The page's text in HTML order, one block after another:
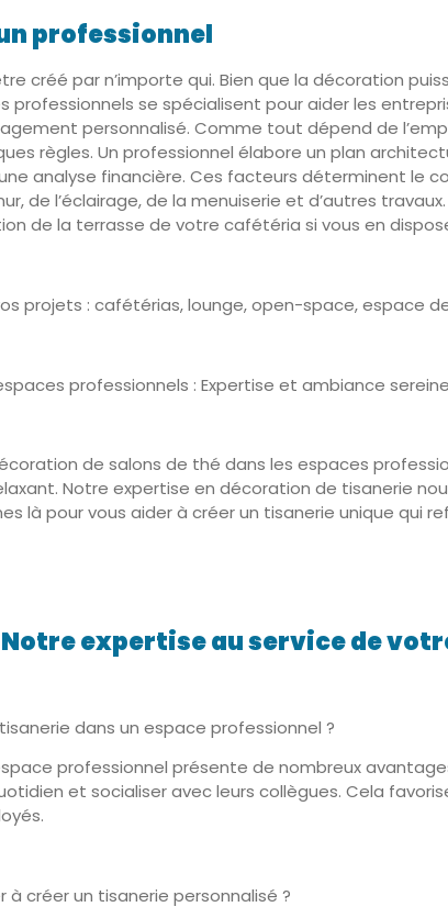
professionnel
créé par n’importe qui. Bien que la décoration
professionnels se spécialisent pour aider les
personnalisé. Comme tout dépend de
règles. Un professionnel élabore un plan
analyse financière. Ces facteurs déterminent le
de l’éclairage, de la menuiserie et d’autres
de la terrasse de votre cafétéria si vous en
projets : cafétérias, lounge, open-space, espace
professionnels : Expertise et ambiance sereine
de salons de thé dans les espaces
Notre expertise en décoration de tisanerie
là pour vous aider à créer un tisanerie unique qui
expertise au service de
dans un espace professionnel ?
professionnel présente de nombreux
et socialiser avec leurs collègues. Cela
créer un tisanerie personnalisé ?